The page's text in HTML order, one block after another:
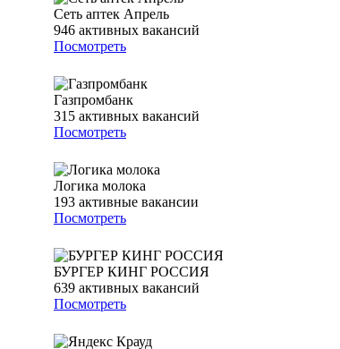
Сеть аптек Апрель
946 активных вакансий
Посмотреть
Газпромбанк
315 активных вакансий
Посмотреть
Логика молока
193 активные вакансии
Посмотреть
БУРГЕР КИНГ РОССИЯ
639 активных вакансий
Посмотреть